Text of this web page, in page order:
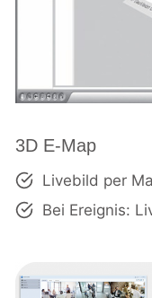
3D E-Map
Livebild per
Bei Ereignis: